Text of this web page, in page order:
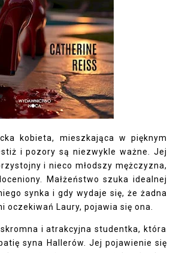
kobieta, mieszkająca w pięknym
i pozory są niezwykle ważne. Jej
i nieco młodszy mężczyzna,
Małżeństwo szuka idealnej
synka i gdy wydaje się, że żadna
oczekiwań Laury, pojawia się ona.
skromna i atrakcyjna studentka, która
syna Hallerów. Jej pojawienie się